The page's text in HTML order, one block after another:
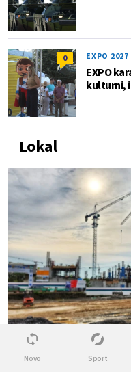
0 EXPO 2027
EXPO
kulturni,
Lokal
Novo Sport